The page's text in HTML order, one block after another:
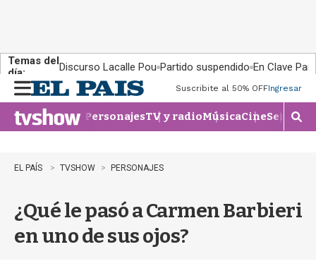
Temas del
día:
Discurso Lacalle Pou Partido suspendido En Clave País
n
u
Suscribite al 50% OFFIngresar
PersonajesTV y radioMúsicaCineSeries
M
o
r
b
EL PAÍS TVSHOW PERSONAJES
¿Qué le pasó a Carmen Barbieri
en uno de sus ojos?